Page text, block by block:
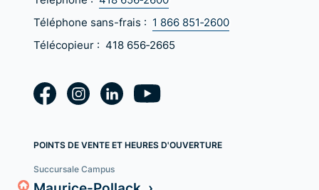
Téléphone sans-frais : 1 866 851‑2600
Télécopieur : 418 656‑2665
POINTS DE VENTE ET HEURES D'OUVERTURE
Succursale Campus